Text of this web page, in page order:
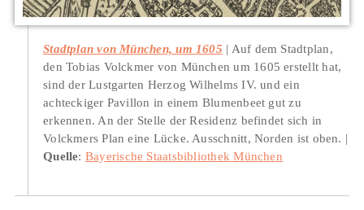
Stadtplan von München, um 1605
Auf dem Stadtplan,
den Tobias Volckmer von München um 1605 erstellt hat,
sind der Lustgarten Herzog Wilhelms IV. und ein
achteckiger Pavillon in einem Blumenbeet gut zu
erkennen. An der Stelle der Residenz befindet sich in
Volckmers Plan eine Lücke. Ausschnitt, Norden ist oben.
Quelle: Bayerische Staatsbibliothek München